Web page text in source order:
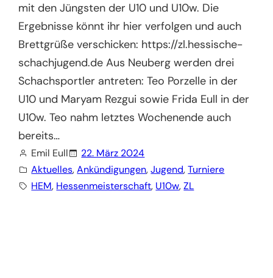
mit den Jüngsten der U10 und U10w. Die
Ergebnisse könnt ihr hier verfolgen und auch
Brettgrüße verschicken: https://zl.hessische-
schachjugend.de Aus Neuberg werden drei
Schachsportler antreten: Teo Porzelle in der
U10 und Maryam Rezgui sowie Frida Eull in der
U10w. Teo nahm letztes Wochenende auch
bereits…
Emil Eull
22. März 2024
Aktuelles, Ankündigungen, Jugend, Turniere
HEM, Hessenmeisterschaft, U10w, ZL